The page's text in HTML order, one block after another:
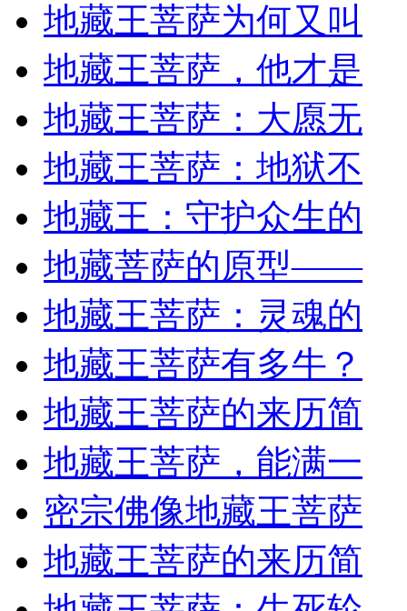
地藏王菩萨为何又叫
地藏王菩萨，他才是
地藏王菩萨：大愿无
地藏王菩萨：地狱不
地藏王：守护众生的
地藏菩萨的原型——
地藏王菩萨：灵魂的
地藏王菩萨有多牛？
地藏王菩萨的来历简
地藏王菩萨，能满一
密宗佛像地藏王菩萨
地藏王菩萨的来历简